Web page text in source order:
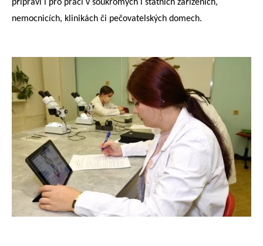
připraví i pro práci v soukromých i státních zařízeních,
nemocnicích, klinikách či pečovatelských domech.